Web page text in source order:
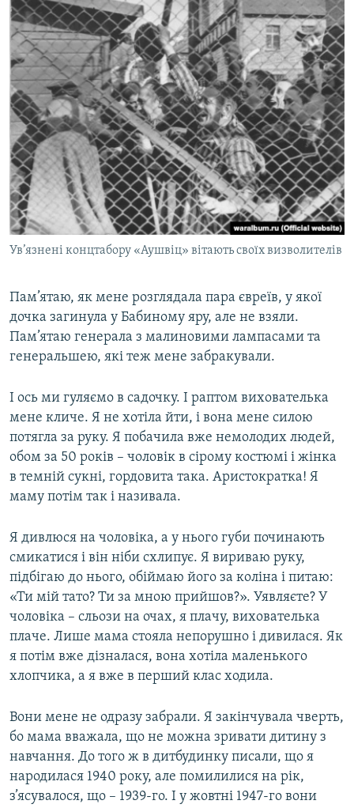
Ув’язнені концтабору «Аушвіц» вітають своїх визволителів
Пам’ятаю, як мене розглядала пара євреїв, у якої
дочка загинула у Бабиному яру, але не взяли.
Пам’ятаю генерала з малиновими лампасами та
генеральшею, які теж мене забракували.
І ось ми гуляємо в садочку. І раптом вихователька
мене кличе. Я не хотіла йти, і вона мене силою
потягла за руку. Я побачила вже немолодих людей,
обом за 50 років – чоловік в сірому костюмі і жінка
в темній сукні, гордовита така. Аристократка! Я
маму потім так і називала.
Я дивлюся на чоловіка, а у нього губи починають
смикатися і він ніби схлипує. Я вириваю руку,
підбігаю до нього, обіймаю його за коліна і питаю:
«Ти мій тато? Ти за мною прийшов?». Уявляєте? У
чоловіка – сльози на очах, я плачу, вихователька
плаче. Лише мама стояла непорушно і дивилася. Як
я потім вже дізналася, вона хотіла маленького
хлопчика, а я вже в перший клас ходила.
Вони мене не одразу забрали. Я закінчувала чверть,
бо мама вважала, що не можна зривати дитину з
навчання. До того ж в дитбудинку писали, що я
народилася 1940 року, але помилилися на рік,
з’ясувалося, що – 1939-го. І у жовтні 1947-го вони